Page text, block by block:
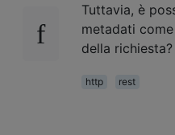
Tuttavia, è
metadati
della richiesta?
http
rest